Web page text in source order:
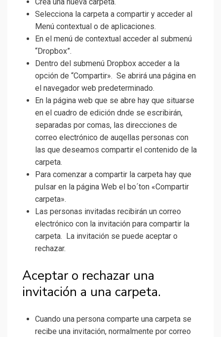
Selecciona la carpeta a compartir y acceder al
Menú contextual o de aplicaciones.
En el menú de contextual acceder al submenú
“Dropbox”.
Dentro del submenú Dropbox acceder a la
opción de “Compartir». Se abrirá una página en
el navegador web predeterminado.
En la página web que se abre hay que situarse
en el cuadro de edición dnde se escribirán,
separadas por comas, las direcciones de
correo electrónico de auqellas personas con
las que deseamos compartir el contenido de la
carpeta.
Para comenzar a compartir la carpeta hay que
pulsar en la página Web el bo´ton «Compartir
carpeta».
Las personas invitadas recibirán un correo
electrónico con la invitación para compartir la
carpeta. La invitación se puede aceptar o
rechazar.
Aceptar o rechazar una
invitación a una carpeta.
Cuando una persona comparte una carpeta se
recibe una invitación, normalmente por correo